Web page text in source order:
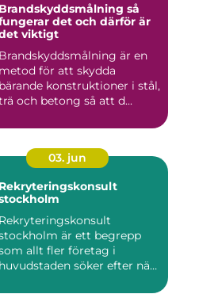
Brandskyddsmålning så
det och därför är
viktigt
Brandskyddsmålning är en
metod för att skydda
bärande konstruktioner i stål,
och betong så att d...
03. jun
Rekryteringskonsult
Rekryteringskonsult
är ett begrepp
allt fler företag i
huvudstaden söker efter när